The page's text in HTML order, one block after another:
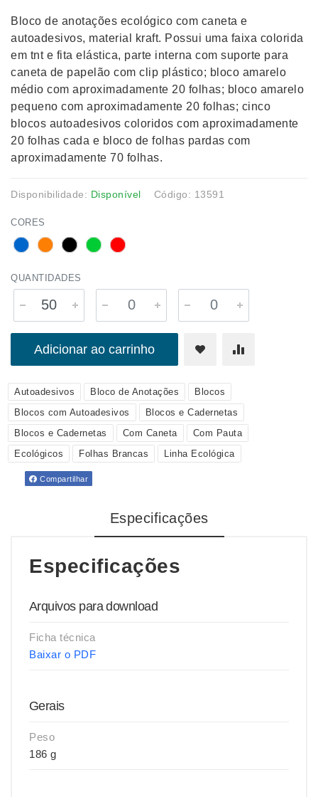
Bloco de anotações ecológico com caneta e
autoadesivos, material kraft. Possui uma faixa colorida
em tnt e fita elástica, parte interna com suporte para
caneta de papelão com clip plástico; bloco amarelo
médio com aproximadamente 20 folhas; bloco amarelo
pequeno com aproximadamente 20 folhas; cinco
blocos autoadesivos coloridos com aproximadamente
20 folhas cada e bloco de folhas pardas com
aproximadamente 70 folhas.
Disponibilidade: Disponível Código: 13591
CORES
QUANTIDADES
Adicionar ao carrinho
Autoadesivos Bloco de Anotações
Blocos
Blocos com Autoadesivos
Blocos e Cadernetas
Blocos e Cadernetas
Com Caneta
Com Pauta
Ecológicos
Folhas Brancas Linha Ecológica
Compartilhar
Especificações
Especificações
Arquivos para download
Ficha técnica
Baixar o PDF
Gerais
Peso
186 g